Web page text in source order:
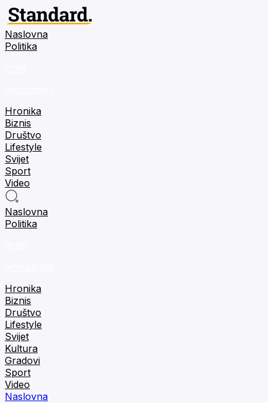
Naslovna
Politika
Hronika
Biznis
Društvo
Lifestyle
Svijet
Sport
Video
Naslovna
Politika
Hronika
Biznis
Društvo
Lifestyle
Svijet
Kultura
Gradovi
Sport
Video
Naslovna